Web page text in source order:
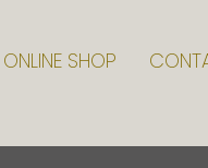
ONLINE SHOP